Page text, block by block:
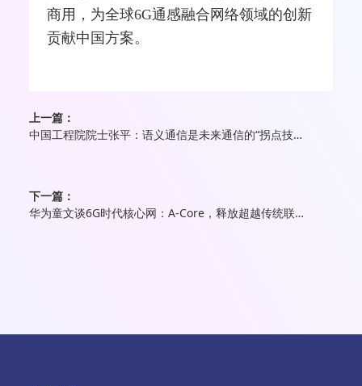
商用，为全球6G通感融合网络领域的创新
贡献中国方案。
上一篇：
中国工程院院士张平：语义通信是未来通信的“拐点技术”
下一篇：
华为童文谈6G时代核心网：A-Core，释放超越传统联接的新商机